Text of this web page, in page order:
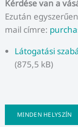
Kérdése van a
Ezután
mail címre:
Látogatási
(875,5 kB)
MINDEN HELYSZÍN